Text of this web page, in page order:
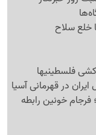
خلع سلاح
فلسطینی‍ها
در قهرمانی آسیا
خونین رابطه